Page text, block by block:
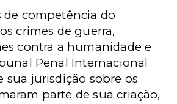
de competência do
crimes de guerra,
contra a humanidade e
Penal Internacional
sua jurisdição sobre os
parte de sua criação,